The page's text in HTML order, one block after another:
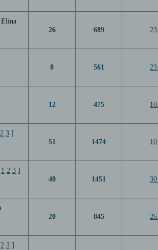
Elina
26 689
8 561
12
475
2 3 ]
51
1474
1 2 3 ]
40
1451
20 845
2 3 ]